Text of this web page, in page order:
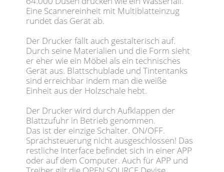
Eine Scannereinheit mit Multiblatteinzug
rundet das Gerät ab.
Der Drucker fällt auch gestalterisch auf.
Durch seine Materialien und die Form sieht
er eher wie ein Möbel als ein technisches
Gerät aus. Blattschublade und Tintentanks
sind erreichbar indem man die weiße
Einheit aus der Holzschale hebt.
Der Drucker wird durch Aufklappen der
Blattzufuhr in Betrieb genommen.
Das ist der einzige Schalter. ON/OFF.
Sprachsteuerung nicht ausgeschlossen! Das
restliche Interface befindet sich in einer APP
oder auf dem Computer. Auch für APP und